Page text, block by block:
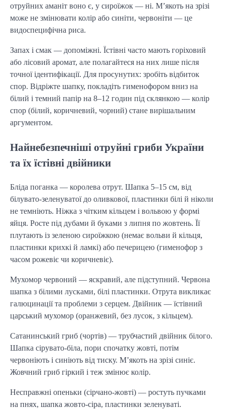
отруйних аманіт воно є, у сироїжок — ні. М’якоть на зрізі
може не змінювати колір або синіти, червоніти — це
видоспецифічна риса.
Запах і смак — допоміжні. Їстівні часто мають горіховий
або лісовий аромат, але полагайтеся на них лише після
точної ідентифікації. Для просунутих: зробіть відбиток
спор. Відріжте шапку, покладіть гименофором вниз на
білий і темний папір на 8–12 годин під склянкою — колір
спор (білий, коричневий, чорний) стане вирішальним
аргументом.
Найнебезпечніші отруйні гриби України
та їх їстівні двійники
Бліда поганка — королева отрут. Шапка 5–15 см, від
білувато-зеленуватої до оливкової, пластинки білі й ніколи
не темніють. Ніжка з чітким кільцем і вольвою у формі
яйця. Росте під дубами й буками з липня по жовтень. Її
плутають із зеленою сироїжкою (немає вольви й кільця,
пластинки крихкі й ламкі) або печерицею (гименофор з
часом рожевіє чи коричневіє).
Мухомор червоний — яскравий, але підступний. Червона
шапка з білими лусками, білі пластинки. Отрута викликає
галюцинації та проблеми з серцем. Двійник — їстівний
царський мухомор (оранжевий, без лусок, з кільцем).
Сатанинський гриб (чортів) — трубчастий двійник білого.
Шапка сірувато-біла, пори спочатку жовті, потім
червоніють і синіють від тиску. М’якоть на зрізі синіє.
Жовчний гриб гіркий і теж змінює колір.
Несправжні опеньки (сірчано-жовті) — ростуть пучками
на пнях, шапка жовто-сіра, пластинки зеленуваті.